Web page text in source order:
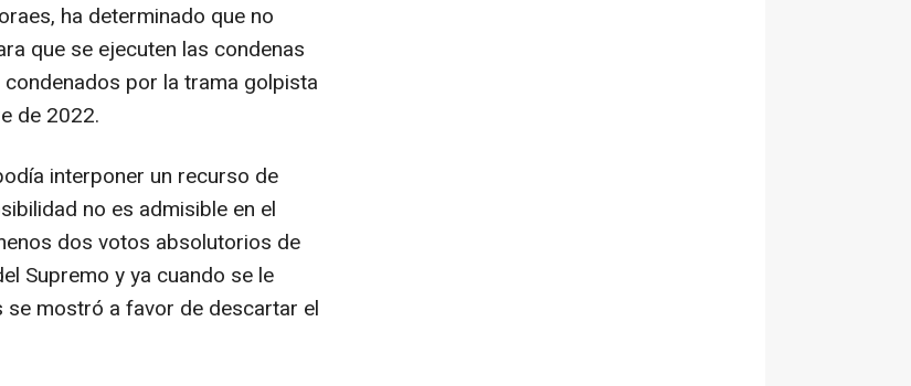
ha determinado que no
que se ejecuten las condenas
por la trama golpista
de 2022.
interponer un recurso de
no es admisible en el
dos votos absolutorios de
Supremo y ya cuando se le
mostró a favor de descartar el